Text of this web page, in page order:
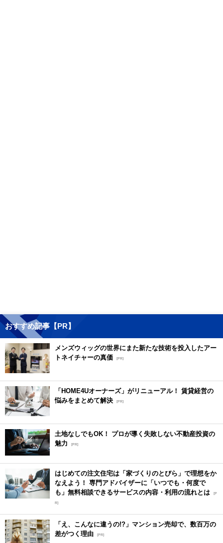
おすすめ記事【PR】
メンズウィッグの世界にまた新たな技術を投入したアー
トネイチャーの真価 [PR]
「HOME4Uオーナーズ」がリニューアル！ 賃貸経営の
悩みをまとめて解決 [PR]
土地なしでもOK！ プロが導く失敗しない不動産投資の
魅力
[PR]
はじめての注文住宅は「家づくりのとびら」で理想をか
なえよう！ 専門アドバイザーに「いつでも・何度で
も」無料相談できるサービスの内容・利用の流れとは [P
R]
「え、こんなに違うの!?」マンション売却で、数百万の
差がつく理由 [PR]